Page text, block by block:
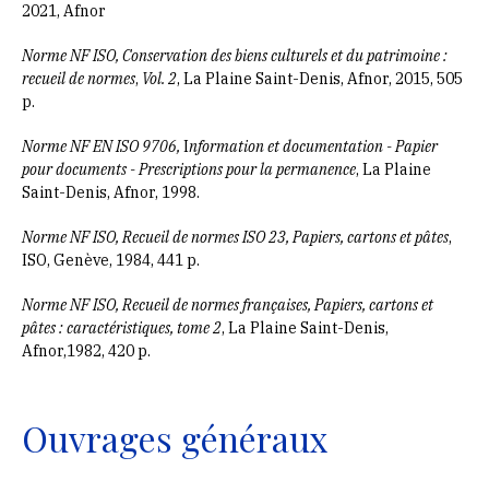
2021, Afnor
Norme NF ISO, Conservation des biens culturels et du patrimoine :
recueil de normes, Vol. 2, La Plaine Saint-Denis, Afnor, 2015, 505
p.
Norme NF EN ISO 9706, Information et documentation - Papier
pour documents - Prescriptions pour la permanence, La Plaine
Saint-Denis, Afnor, 1998.
Norme NF ISO, Recueil de normes ISO 23, Papiers, cartons et pâtes,
ISO, Genève, 1984, 441 p.
Norme NF ISO, Recueil de normes françaises, Papiers, cartons et
pâtes : caractéristiques, tome 2, La Plaine Saint-Denis,
Afnor,1982, 420 p.
Ouvrages généraux